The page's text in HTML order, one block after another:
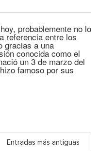
probablemente no lo
referencia entre los
gracias a una
conocida como el
un 3 de marzo del
famoso por sus
Entradas más antiguas